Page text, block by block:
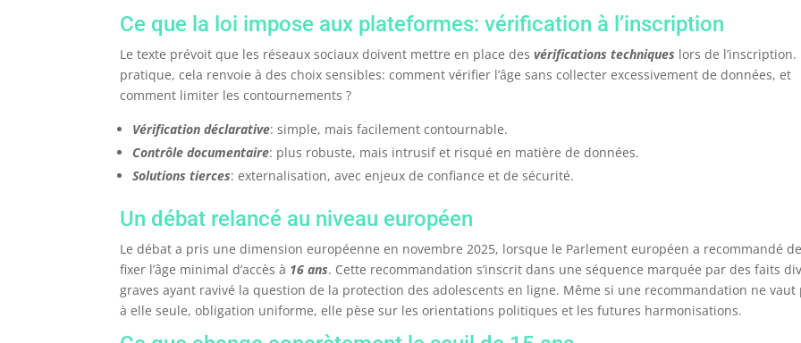
Ce que la loi impose aux plateformes: vérification à l’inscription
Le texte prévoit que les réseaux sociaux doivent mettre en place desvérifications techniques lors de l’inscription.
pratique, cela renvoie à des choix sensibles: comment vérifier l’âge sans collecter excessivement de données, et
comment limiter les contournements ?
Vérification déclarative: simple, mais facilement contournable.
Contrôle documentaire: plus robuste, mais intrusif et risqué en matière de données.
Solutions tierces: externalisation, avec enjeux de confiance et de sécurité.
Un débat relancé au niveau européen
Le débat a pris une dimension européenne en novembre 2025, lorsque le Parlement européen a recommandé de
fixer l’âge minimal d’accès à 16 ans. Cette recommandation s’inscrit dans une séquence marquée par des faits
graves ayant ravivé la question de la protection des adolescents en ligne. Même si une recommandation ne vaut
à elle seule, obligation uniforme, elle pèse sur les orientations politiques et les futures harmonisations.